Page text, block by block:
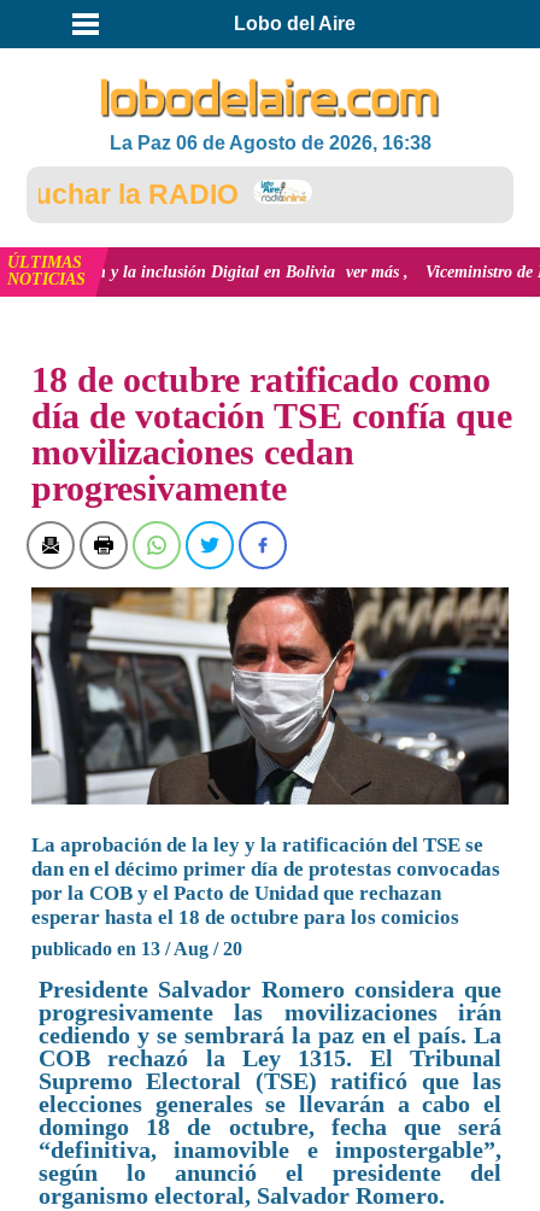
Lobo del Aire
La Paz 06 de Agosto de 2026, 16:38
la RADIO
ÚLTIMAS
NOTICIASy la inclusión Digital en Bolivia ver más Viceministro de Medio
18 de octubre ratificado como
día de votación TSE confía que
movilizaciones cedan
progresivamente
La aprobación de la ley y la ratificación del TSE se
dan en el décimo primer día de protestas convocadas
por la COB y el Pacto de Unidad que rechazan
esperar hasta el 18 de octubre para los comicios
publicado en 13 / Aug / 20
Presidente Salvador Romero considera que
progresivamente las movilizaciones irán
cediendo y se sembrará la paz en el país. La
COB rechazó la Ley 1315. El Tribunal
Supremo Electoral (TSE) ratificó que las
elecciones generales se llevarán a cabo el
domingo 18 de octubre, fecha que será
“definitiva, inamovible e impostergable”,
según lo anunció el presidente del
organismo electoral, Salvador Romero.